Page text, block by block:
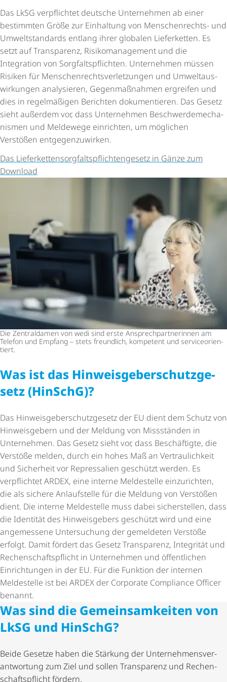
Das LkSG verpflichtet deutsche Unternehmen ab einer
bestimmten Größe zur Einhaltung von Menschenrechts- und
Umwelt­stan­dards entlang ihrer globalen Lieferketten. Es
setzt auf Transparenz, Risi­ko­ma­nage­ment und die
Integration von Sorg­falts­pflichten. Unternehmen müssen
Risiken für Menschen­rechts­ver­let­zungen und Umwelt­aus­
wir­kungen analysieren, Gegenmaßnahmen ergreifen und
dies in regelmäßigen Berichten dokumentieren. Das Gesetz
sieht außerdem vor, dass Unternehmen Beschwer­de­me­cha­
nismen und Meldewege einrichten, um möglichen
Verstößen entge­gen­zu­wirken.
Das Liefer­ket­ten­sorg­falts­pflich­ten­ge­setz in Gänze zum
Download
Die Zentraldamen von wedi sind erste Ansprech­part­ne­rinnen am
Telefon und Empfang – stets freundlich, kompetent und service­ori­en­
tiert.
Was ist das Hinweis­ge­ber­schutz­ge­
setz (HinSchG)?
Das Hinweis­ge­ber­schutz­ge­setz der EU dient dem Schutz von
Hinweisgebern und der Meldung von Missständen in
Unternehmen. Das Gesetz sieht vor, dass Beschäftigte, die
Verstöße melden, durch ein hohes Maß an Vertrau­lich­keit
und Sicherheit vor Repressalien geschützt werden. Es
verpflichtet ARDEX, eine interne Meldestelle einzurichten,
die als sichere Anlaufstelle für die Meldung von Verstößen
dient. Die interne Meldestelle muss dabei sicherstellen, dass
die Identität des Hinweisgebers geschützt wird und eine
angemessene Untersuchung der gemeldeten Verstöße
erfolgt. Damit fördert das Gesetz Transparenz, Integrität und
Rechen­schafts­pflicht in Unternehmen und öffentlichen
Einrichtungen in der EU. Für die Funktion der internen
Meldestelle ist bei ARDEX der Corporate Compliance Officer
benannt.
Was sind die Gemein­sam­keiten von
LkSG und HinSchG?
Beide Gesetze haben die Stärkung der Unter­neh­mens­ver­
ant­wor­tung zum Ziel und sollen Transparenz und Rechen­
schafts­pflicht fördern.